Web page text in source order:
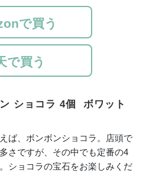
で買う
で買う
ショコラ 4個 ボワット
ば、ボンボンショコラ。店頭で
さですが、その中でも定番の4
ショコラの宝石をお楽しみくだ